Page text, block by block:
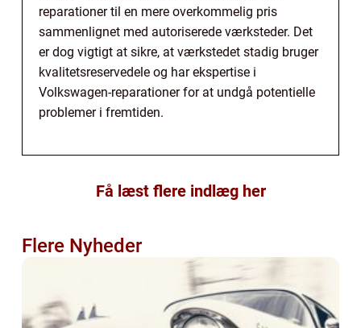
reparationer til en mere overkommelig pris
sammenlignet med autoriserede værksteder. Det
er dog vigtigt at sikre, at værkstedet stadig bruger
kvalitetsreservedele og har ekspertise i
Volkswagen-reparationer for at undgå potentielle
problemer i fremtiden.
Få læst flere indlæg her
Flere Nyheder